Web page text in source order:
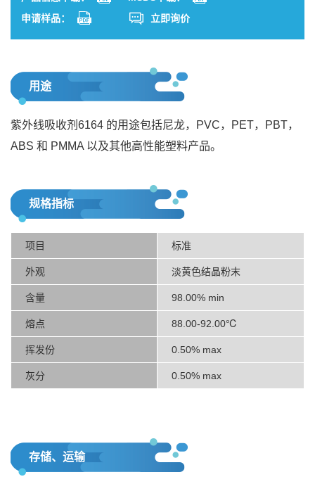
申请样品：
立即询价
用途
紫外线吸收剂6164 的用途包括尼龙，PVC，PET，PBT，
ABS 和 PMMA 以及其他高性能塑料产品。
规格指标
项目 标准
外观 淡黄色结晶粉末
含量 98.00% min
熔点 88.00-92.00℃
挥发份 0.50% max
灰分 0.50% max
存储、运输